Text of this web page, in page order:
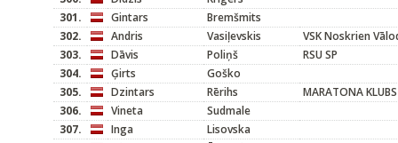
301.
Gintars
Bremšmits
302.
Andris Vasiļevskis
VSK Noskrien
303.
Dāvis Poliņš
RSU SP
304.
Ģirts
Goško
305.
Dzintars Rērihs
MARATONA KLUBS
306.
Vineta
Sudmale
307.
Inga
Lisovska